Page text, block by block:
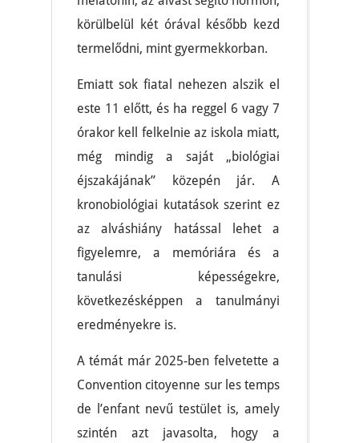
körülbelül két órával később kezd
termelődni, mint gyermekkorban.
Emiatt sok fiatal nehezen alszik el
este 11 előtt, és ha reggel 6 vagy 7
órakor kell felkelnie az iskola miatt,
még mindig a saját „biológiai
éjszakájának” közepén jár. A
kronobiológiai kutatások szerint ez
az alváshiány hatással lehet a
figyelemre, a memóriára és a
tanulási képességekre,
következésképpen a tanulmányi
eredményekre is.
A témát már 2025-ben felvetette a
Convention citoyenne sur les temps
de l’enfant nevű testület is, amely
szintén azt javasolta, hogy a